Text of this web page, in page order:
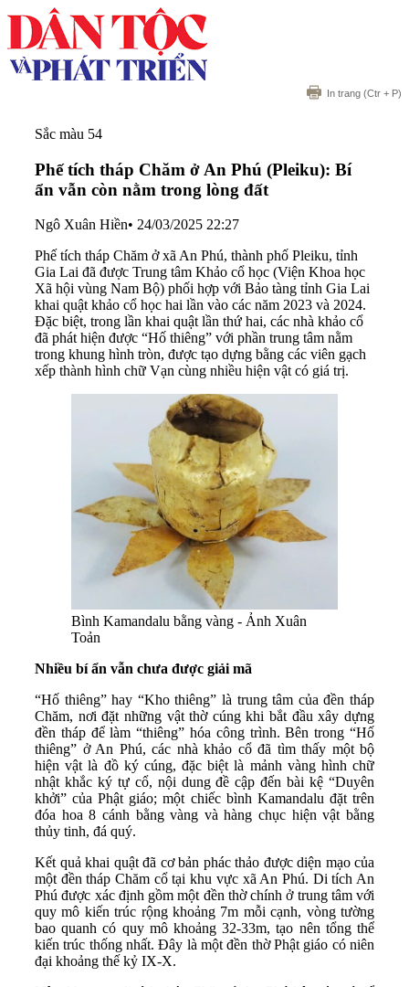
In trang (Ctr + P)
Sắc màu 54
Phế tích tháp Chăm ở An Phú (Pleiku): Bí
ẩn vẫn còn nằm trong lòng đất
Ngô Xuân Hiền• 24/03/2025 22:27
Phế tích tháp Chăm ở xã An Phú, thành phố Pleiku, tỉnh
Gia Lai đã được Trung tâm Khảo cổ học (Viện Khoa học
Xã hội vùng Nam Bộ) phối hợp với Bảo tàng tỉnh Gia Lai
khai quật khảo cổ học hai lần vào các năm 2023 và 2024.
Đặc biệt, trong lần khai quật lần thứ hai, các nhà khảo cổ
đã phát hiện được “Hố thiêng” với phần trung tâm nằm
trong khung hình tròn, được tạo dựng bằng các viên gạch
xếp thành hình chữ Vạn cùng nhiều hiện vật có giá trị.
Bình Kamandalu bằng vàng - Ảnh Xuân
Toản
Nhiều bí ẩn vẫn chưa được giải mã
“Hố thiêng” hay “Kho thiêng” là trung tâm của đền tháp
Chăm, nơi đặt những vật thờ cúng khi bắt đầu xây dựng
đền tháp để làm “thiêng” hóa công trình. Bên trong “Hố
thiêng” ở An Phú, các nhà khảo cổ đã tìm thấy một bộ
hiện vật là đồ ký cúng, đặc biệt là mảnh vàng hình chữ
nhật khắc ký tự cổ, nội dung đề cập đến bài kệ “Duyên
khởi” của Phật giáo; một chiếc bình Kamandalu đặt trên
đóa hoa 8 cánh bằng vàng và hàng chục hiện vật bằng
thủy tinh, đá quý.
Kết quả khai quật đã cơ bản phác thảo được diện mạo của
một đền tháp Chăm cổ tại khu vực xã An Phú. Di tích An
Phú được xác định gồm một đền thờ chính ở trung tâm với
quy mô kiến trúc rộng khoảng 7m mỗi cạnh, vòng tường
bao quanh có quy mô khoảng 32-33m, tạo nên tổng thể
kiến trúc thống nhất. Đây là một đền thờ Phật giáo có niên
đại khoảng thế kỷ IX-X.